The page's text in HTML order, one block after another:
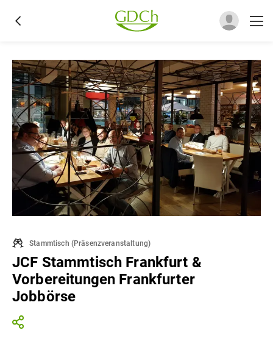
Stammtisch (Präsenzveranstaltung)
JCF Stammtisch Frankfurt &
Vorbereitungen Frankfurter
Jobbörse